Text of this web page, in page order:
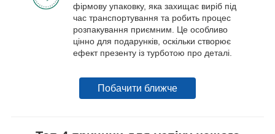
фірмову упаковку, яка захищає виріб під
час транспортування та робить процес
розпакування приємним. Це особливо
цінно для подарунків, оскільки створює
ефект презенту із турботою про деталі.
Побачити ближче